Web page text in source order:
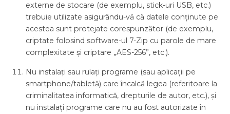
externe de stocare (de exemplu, stick-uri USB, etc.)
trebuie utilizate asigurându-vă că datele conținute pe
acestea sunt protejate corespunzător (de exemplu,
criptate folosind software-ul 7-Zip cu parole de mare
complexitate și criptare „AES-256”, etc.).
Nu instalați sau rulați programe (sau aplicații pe
smartphone/tabletă) care încalcă legea (referitoare la
criminalitatea informatică, drepturile de autor, etc.), și
nu instalați programe care nu au fost autorizate în